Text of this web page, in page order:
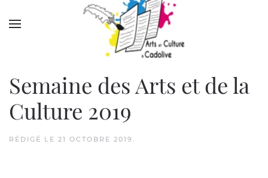
Accéder au contenu principal
Semaine des Arts et de la
Culture 2019
RÉDIGÉ LE 21 OCTOBRE 2019 .